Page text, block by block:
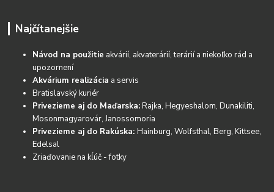
Najčítanejšie
Návod na použitie akvárií, akvaterárií, terárií a niekoľko rád a
upozornení
Akvárium realizácia a servis
Bratislavský kuriér
Privezieme aj do Maďarska:Rajka, Hegyeshalom, Dunakiliti,
Mosonmagyarovár, Janossomoria
Privezieme aj do Rakúska:Hainburg, Wolfsthal, Berg, Kittsee,
Edelsal
Zriaďovanie na kĺúč - fotky